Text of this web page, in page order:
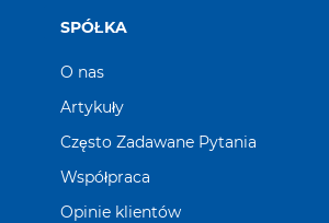
SPÓŁKA
O nas
Artykuły
Często Zadawane Pytania
Współpraca
Opinie klientów